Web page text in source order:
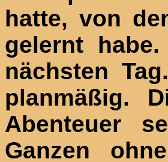
hatte, von
gelernt
nächsten
planmäßig.
Abenteuer
Ganzen